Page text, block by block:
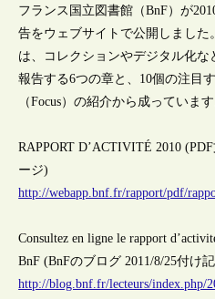
フランス国立図書館（BnF）が
告をウェブサイトで公開しました
は、コレクションやデジタル化な
報告する6つの章と、10個の注目
（Focus）の紹介から成っています
RAPPORT D’ACTIVITÉ 2010
ージ)
http://webapp.bnf.fr/rapport/pdf/
Consultez en ligne le rapport
BnF (BnFのブログ 2011/8/25付け
http://blog.bnf.fr/lecteurs/index.php/